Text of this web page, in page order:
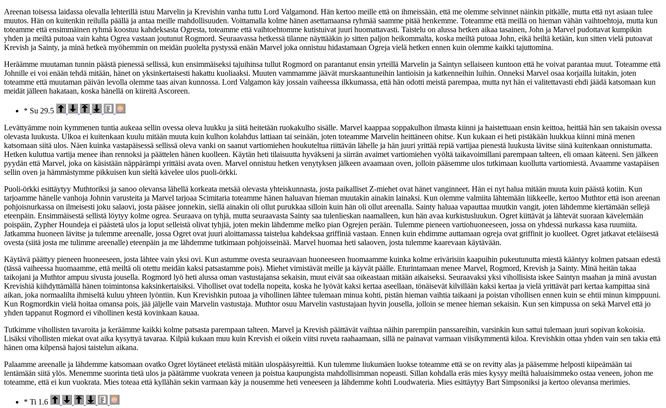
Areenan toisessa laidassa olevalla lehterillä istuu Marvelin ja Krevishin vanha tuttu Lord Valgamond. Hän kertoo meille että on ihmeissään, että me olemme selvinnet näinkin pitkälle, mutta että nyt asiaan tulee
muutos. Hän on kuitenkin reilulla päällä ja antaa meille mahdollisuuden. Voittamalla kolme hänen asettamaansa ryhmää saamme pitää henkemme. Toteamme että meillä on hieman vähän vaihtoehtoja, mutta kun
toteamme että ensimmäinen ryhmä koostuu kahdeksasta Ogresta, toteamme että vaihtoehtomme kutistuivat juuri huomattavasti. Taistelu on alussa hetken aikaa tasainen, John ja Marvel pudottavat kumpikin
yhden ja meiltä putoaa vain kahta Ogrea vastaan joutunut Rogmord. Seuraavassa hetkessä tilanne näyttääkin jo sitten paljon heikommalta, koska meiltä putoaa John, eikä heiltä ketään, kun sitten vielä putoavat
Krevish ja Sainty, ja minä hetkeä myöhemmin on meidän puolelta pystyssä enään Marvel joka onnistuu hidastamaan Ogreja vielä hetken ennen kuin olemme kaikki tajuttomina.
Heräämme muutaman tunnin päästä pienessä sellissä, kun ensimmäiseksi tajuihinsa tullut Rogmord on parantanut ensin yrteillä Marvelin ja Saintyn sellaiseen kuntoon että he voivat parantaa muut. Toteamme että
Johnille ei voi enään tehdä mitään, hänet on yksinkertaisesti hakattu kuoliaaksi. Muuten vammamme jäävät murskaantuneihin lantioisin ja katkenneihin luihin. Onneksi Marvel osaa korjailla luitakin, joten
toteamme että muutaman päivän levolla olemme taas aivan kunnossa. Lord Valgamon käy jossain vaiheessa ilkkumassa, että hän odotti meistä parempaa, mutta nyt hän ei valitettavasti ehdi jäädä katsomaan kun
meidät jälleen hakataan, koska hänellä on kiireitä Ascoreen.
* Su 29.5
Levättyämme noin kymmenen tuntia aukeaa sellin ovessa oleva luukku ja siitä heitetään ruokakulho sisälle. Marvel kaappaa soppakulhon ilmasta kiinni ja haistettuaan ensin keittoa, heittää hän sen takaisin ovessa
olevasta luukusta. Ulkoa ei kuitenkaan kuulu mitään muuta kuin kulhon kolahdus lattiaan tai seinään, joten toteamme Marvelin heittäneen ohitse. Kun kukaan ei heti pistäkään luukkua kiinni minä menen
katsomaan siitä ulos. Näen kuinka vastapäisessä sellissä oleva vanki on saanut vartiomiehen houkuteltua riittävän lähelle ja hän juuri yrittää repiä vartijaa pienestä luukusta lävitse siinä kuitenkaan onnistumatta.
Hetken kuluttua vartija menee ihan rennoksi ja päättelen hänen kuolleen. Käytän heti tilaisuutta hyväkseni ja siirrän avaimet vartiomiehen vyöltä taikavoimillani parempaan talteen, eli omaan käteeni. Sen jälkeen
pyydän että Marvel, joka on käsistään näppärämpi yrittäisi avata oven. Marvel onnistuu hetken venytyksen jälkeen avaamaan oven, jolloin pääsemme ulos tutkimaan kuollutta vartiomiestä. Avaamme vastapäisen
sellin oven ja hämmästymme pikkuisen kun sieltä kävelee ulos puoli-örkki.
Puoli-örkki esittäytyy Muthtoriksi ja sanoo olevansa lähellä korkeata metsää olevasta yhteiskunnasta, josta paikalliset Z-miehet ovat hänet vanginneet. Hän ei nyt halua mitään muuta kuin päästä kotiin. Kun
tarjoamme hänelle vanhoja Johnin varusteita ja Marvel tarjoaa Scimitaria toteamme hänen haluavan hieman muutakin ainakin lainaksi. Kun olemme valmiita lähtemään liikkeelle, kertoo Muthtor että ison areenan
pohjoisnurkassa on ilmeisesti joku salaovi, josta pääsee jonnekin, siellä ainakin oli ollut purukkaa silloin kuin hän oli ollut areenalla. Sainty haluaa vapauttaa muutkin vangit, joten lähdemme kiertämään sellejä
eteenpäin. Ensimmäisestä sellistä löytyy kolme ogrea. Seuraava on tyhjä, mutta seuraavasta Sainty saa tulenlieskan naamalleen, kun hän avaa kurkistusluukun. Ogret kiittävät ja lähtevät suoraan kävelemään
poispäin, Zypher Houndeja ei päästetä ulos ja loput selleistä olivat tyhjiä, joten mekin lähdemme melko pian Ogrejen perään. Tulemme pieneen vartiohuoneeseen, jossa on yhdessä nurkassa kasa ruumiita.
Jatkamma huoneen lävitse ja tulemme areenalle, jossa Ogret ovat juuri aloittamassa taistelua kahdeksaa griffiniä vastaan. Ennen kuin ehdimme auttamaan ogreja ovat griffinit jo kuolleet. Ogret jatkavat eteläisestä
ovesta (siitä josta me tulimme areenalle) eteenpäin ja me lähdemme tutkimaan pohjoisseinää. Marvel huomaa heti salaoven, josta tulemme kaarevaan käytävään.
Käytävä päättyy pieneen huoneeseen, josta lähtee vain yksi ovi. Kun astumme ovesta seuraavaan huoneeseen huomaamme kuinka kolme erivärisiin kaapuihin pukeutunutta miestä kääntyy kolmen patsaan edestä
(tässä vaiheessa huomaamme, että meiltä oli otettu meidän kaksi patsastamme pois). Miehet virnistävät meille ja käyvät päälle. Eturintamaan menee Marvel, Rogmord, Krevish ja Sainty. Minä heitän takaa
taikojani ja Muthtor ampuu sivusta jousella. Rogmord lyö heti alussa oman vastustajansa sekaisin, muut eivät saa oikeastaan mitään aikaiseksi. Seuraavaksi yksi vihollisista iskee Saintyn maahan ja minä avustan
Krevishiä kiihdyttämällä hänen toimintonsa kaksinkertaisiksi. Viholliset ovat todella nopeita, koska he lyövät kaksi kertaa aseellaan, tönäisevät kilvillään kaksi kertaa ja vielä yrittävät pari kertaa kampittaa sinä
aikan, joka normaalilta ihmiseltä kuluu yhteen lyöntiin. Kun Krevishkin putoaa ja vihollinen lähtee tulemaan minua kohti, pistän hieman vaihtia taikaani ja poistan vihollisen ennen kuin se ehtii minun kimppuuni.
Kun Rogmordkin vielä hoitaa omansa pois, jää jäljelle vain Marvelin vastustaja. Muthtor osuu Marvelin vastustajaan hyvin jousella, jolloin se menee hieman sekaisin. Kun sen kimpussa on sekä Marvel että jo
yhden tappanut Rogmord ei vihollinen kestä kovinkaan kauaa.
Tutkimme vihollisten tavaroita ja keräämme kaikki kolme patsasta parempaan talteen. Marvel ja Krevish päättävät vaihtaa näihin parempiin panssareihin, varsinkin kun sattui tulemaan juuri sopivan kokoisia.
Lisäksi vihollisten miekat ovat aika kysyttyä tavaraa. Kilpiä kukaan muu kuin Krevish ei oikein viitsi ruveta raahaamaan, sillä ne painavat varmaan viisikymmentä kiloa. Krevishkin ottaa yhden vain sen takia että
hänen oma kilpensä hajosi taistelun aikana.
Palaamme areenalle ja lähdemme katsomaan ovatko Ogret löytäneet etelästä mitään ulospääsyreittiä. Kun tulemme liukumäen luokse toteamme että se on revitty alas ja pääsemme helposti kiipeämään tai
lentämään siitä ylös. Menemme suorinta tietä ulos ja päätämme vuokrata veneen ja poistua kaupungista mahdollisimman nopeasti. Sillan kohdalla eräs mies kysyy meiltä haluaisimmeko ostaa veneen, johon me
toteamme, että ei kun vuokrata. Mies toteaa että kyllähän sekin varmaan käy ja nousemme heti veneeseen ja lähdemme kohti Loudwateria. Mies esittäytyy Bart Simpsoniksi ja kertoo olevansa merimies.
* Ti 1.6